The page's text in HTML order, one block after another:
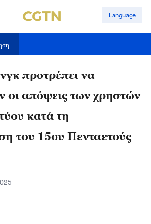
Language
προτρέπει να
οι απόψεις των χρηστών
κατά τη
του 15ου Πενταετούς